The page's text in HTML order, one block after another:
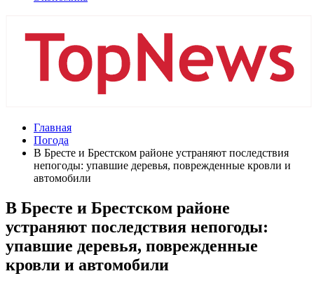
Главная
Погода
В Бресте и Брестском районе устраняют последствия
непогоды: упавшие деревья, поврежденные кровли и
автомобили
В Бресте и Брестском районе
устраняют последствия непогоды:
упавшие деревья, поврежденные
кровли и автомобили